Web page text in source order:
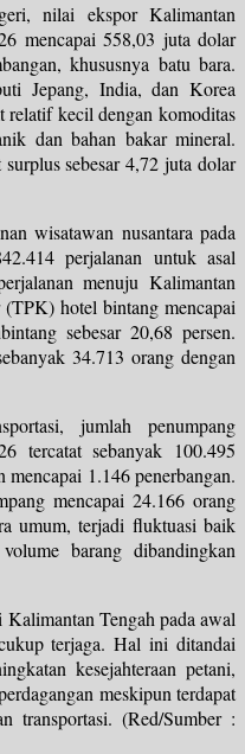
nilai ekspor Kalimantan
mencapai 558,03 juta dolar
khususnya batu bara.
Jepang, India, dan Korea
relatif kecil dengan komoditas
dan bahan bakar mineral.
sebesar 4,72 juta dolar
wisatawan nusantara pada
perjalanan untuk asal
menuju Kalimantan
hotel bintang mencapai
sebesar 20,68 persen.
34.713 orang dengan
jumlah penumpang
tercatat sebanyak 100.495
mencapai 1.146 penerbangan.
mencapai 24.166 orang
umum, terjadi fluktuasi baik
barang dibandingkan
Tengah pada awal
terjaga. Hal ini ditandai
kesejahteraan petani,
meskipun terdapat
transportasi. (Red/Sumber :